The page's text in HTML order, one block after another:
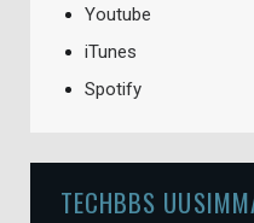
Youtube
iTunes
Spotify
TECHBBS